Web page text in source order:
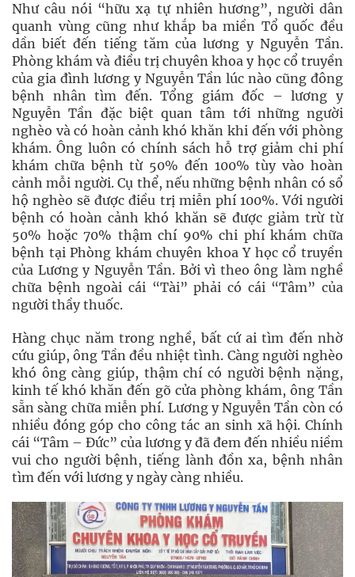
Như câu nói “hữu xạ tự nhiên hương”, người dân
quanh vùng cũng như khắp ba miền Tổ quốc đều
dần biết đến tiếng tăm của lương y Nguyễn Tần.
Phòng khám và điều trị chuyên khoa y học cổ truyền
của gia đình lương y Nguyễn Tần lúc nào cũng đông
bệnh nhân tìm đến. Tổng giám đốc – lương y
Nguyễn Tần đặc biệt quan tâm tới những người
nghèo và có hoàn cảnh khó khăn khi đến với phòng
khám. Ông luôn có chính sách hỗ trợ giảm chi phí
khám chữa bệnh từ 50% đến 100% tùy vào hoàn
cảnh mỗi người. Cụ thể, nếu những bệnh nhân có sổ
hộ nghèo sẽ được điều trị miễn phí 100%. Với người
bệnh có hoàn cảnh khó khăn sẽ được giảm trừ từ
50% hoặc 70% thậm chí 90% chi phí khám chữa
bệnh tại Phòng khám chuyên khoa Y học cổ truyền
của Lương y Nguyễn Tần. Bởi vì theo ông làm nghề
chữa bệnh ngoài cái “Tài” phải có cái “Tâm” của
người thầy thuốc.
Hàng chục năm trong nghề, bất cứ ai tìm đến nhờ
cứu giúp, ông Tần đều nhiệt tình. Càng người nghèo
khó ông càng giúp, thậm chí có người bệnh nặng,
kinh tế khó khăn đến gõ cửa phòng khám, ông Tần
sẵn sàng chữa miễn phí. Lương y Nguyễn Tần còn có
nhiều đóng góp cho công tác an sinh xã hội. Chính
cái “Tâm – Đức” của lương y đã đem đến nhiều niềm
vui cho người bệnh, tiếng lành đồn xa, bệnh nhân
tìm đến với lương y ngày càng nhiều.